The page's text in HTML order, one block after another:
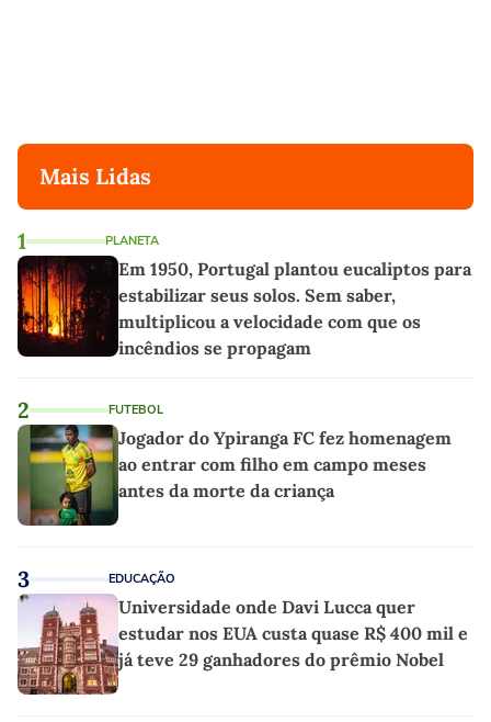
Mais Lidas
1 PLANETA
Em 1950, Portugal plantou eucaliptos para
estabilizar seus solos. Sem saber,
multiplicou a velocidade com que os
incêndios se propagam
2 FUTEBOL
Jogador do Ypiranga FC fez homenagem
ao entrar com filho em campo meses
antes da morte da criança
3 EDUCAÇÃO
Universidade onde Davi Lucca quer
estudar nos EUA custa quase R$ 400 mil e
já teve 29 ganhadores do prêmio Nobel